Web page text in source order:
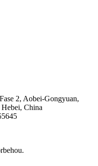
2, Aobei-Gongyuan,
China